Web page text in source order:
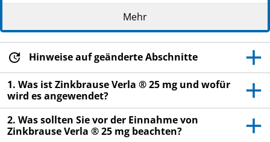
Heben Sie die Packungsbeilage auf. Vielleicht
möchten Sie diese später nochmals lesen.
Fragen Sie Ihren Arzt oder Apotheker, wenn Sie
weitere Informationen oder einen Rat benötigen.
Wenn Sie Nebenwirkungen bemerken, wenden Sie
sich an Ihren Arzt oder Apotheker. Dies gilt auch
für Nebenwirkungen, die nicht in dieser
Packungsbeilage angegeben sind. Siehe Abschnitt
4.
Mehr
Hinweise auf geänderte Abschnitte
1. Was ist Zinkbrause Verla ® 25 mg und wofür
wird es angewendet?
2. Was sollten Sie vor der Einnahme von
Zinkbrause Verla ® 25 mg beachten?